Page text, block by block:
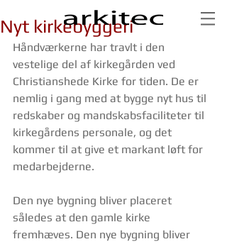
Nyt kirkebyggeri
Håndværkerne har travlt i den
vestelige del af kirkegården ved
Christianshede Kirke for tiden. De er
nemlig i gang med at bygge nyt hus til
redskaber og mandskabsfaciliteter til
kirkegårdens personale, og det
kommer til at give et markant løft for
medarbejderne.
Den nye bygning bliver placeret
således at den gamle kirke
fremhæves. Den nye bygning bliver